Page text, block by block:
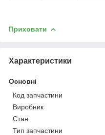
Приховати
Характеристики
Основні
Код запчастини
Виробник
Стан
Тип запчастини